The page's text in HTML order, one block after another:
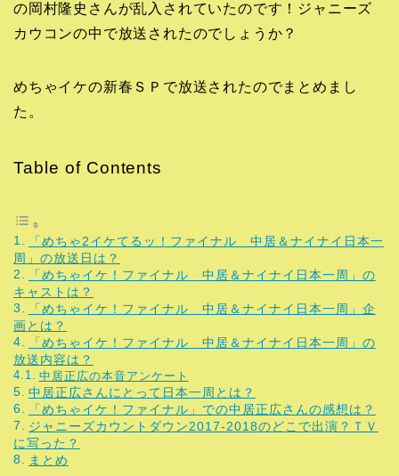
の岡村隆史さんが乱入されていたのです！ジャニーズ
カウコンの中で放送されたのでしょうか？
めちゃイケの新春ＳＰで放送されたのでまとめまし
た。
Table of Contents
「めちゃ2イケてるッ！ファイナル 中居＆ナイナイ日本一
周」の放送日は？
「めちゃイケ！ファイナル 中居＆ナイナイ日本一周」の
キャストは？
「めちゃイケ！ファイナル 中居＆ナイナイ日本一周」企
画とは？
「めちゃイケ！ファイナル 中居＆ナイナイ日本一周」の
放送内容は？
中居正広の本音アンケート
中居正広さんにとって日本一周とは？
「めちゃイケ！ファイナル」での中居正広さんの感想は？
ジャニーズカウントダウン2017-2018のどこで出演？ＴＶ
に写った？
まとめ